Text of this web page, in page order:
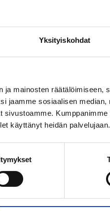
Yksityiskohdat
ja mainosten räätälöimiseen,
jaamme sosiaalisen
käyttänyt heidän palvelujaan.
Lanseerauksesta ja